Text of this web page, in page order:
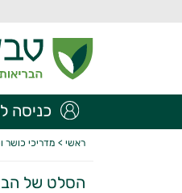
כניסה
ראשי > מדריכי כושר
הסלט של